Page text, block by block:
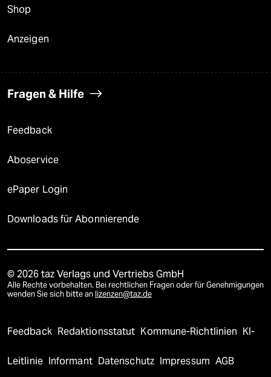
Shop
Anzeigen
Fragen & Hilfe
Feedback
Aboservice
ePaper Login
Downloads für Abonnierende
© 2026 taz Verlags und Vertriebs GmbH
Alle Rechte vorbehalten. Bei rechtlichen Fragen oder für Genehmigungen
wenden Sie sich bitte an lizenzen@taz.de
Feedback Redaktionsstatut Kommune-Richtlinien KI-
Leitlinie Informant Datenschutz Impressum AGB